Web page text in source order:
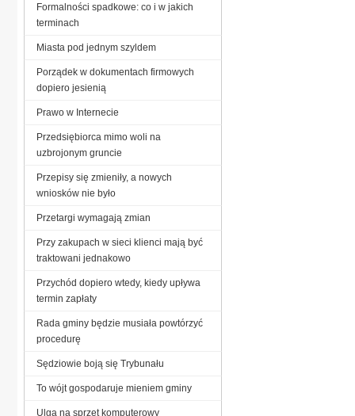
Formalności spadkowe: co i w jakich
terminach
Miasta pod jednym szyldem
Porządek w dokumentach firmowych
dopiero jesienią
Prawo w Internecie
Przedsiębiorca mimo woli na
uzbrojonym gruncie
Przepisy się zmieniły, a nowych
wniosków nie było
Przetargi wymagają zmian
Przy zakupach w sieci klienci mają być
traktowani jednakowo
Przychód dopiero wtedy, kiedy upływa
termin zapłaty
Rada gminy będzie musiała powtórzyć
procedurę
Sędziowie boją się Trybunału
To wójt gospodaruje mieniem gminy
Ulga na sprzęt komputerowy